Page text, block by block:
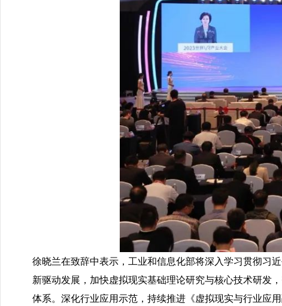
徐晓兰在致辞中表示，工业和信息化部将深入学习贯彻习
新驱动发展，加快虚拟现实基础理论研究与核心技术研发
体系。深化行业应用示范，持续推进《虚拟现实与行业应